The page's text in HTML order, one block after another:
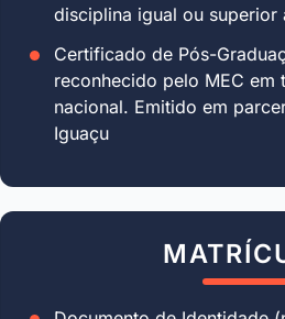
disciplina igual ou superior
Certificado de Pós-
reconhecido pelo MEC
nacional. Emitido em
Iguaçu